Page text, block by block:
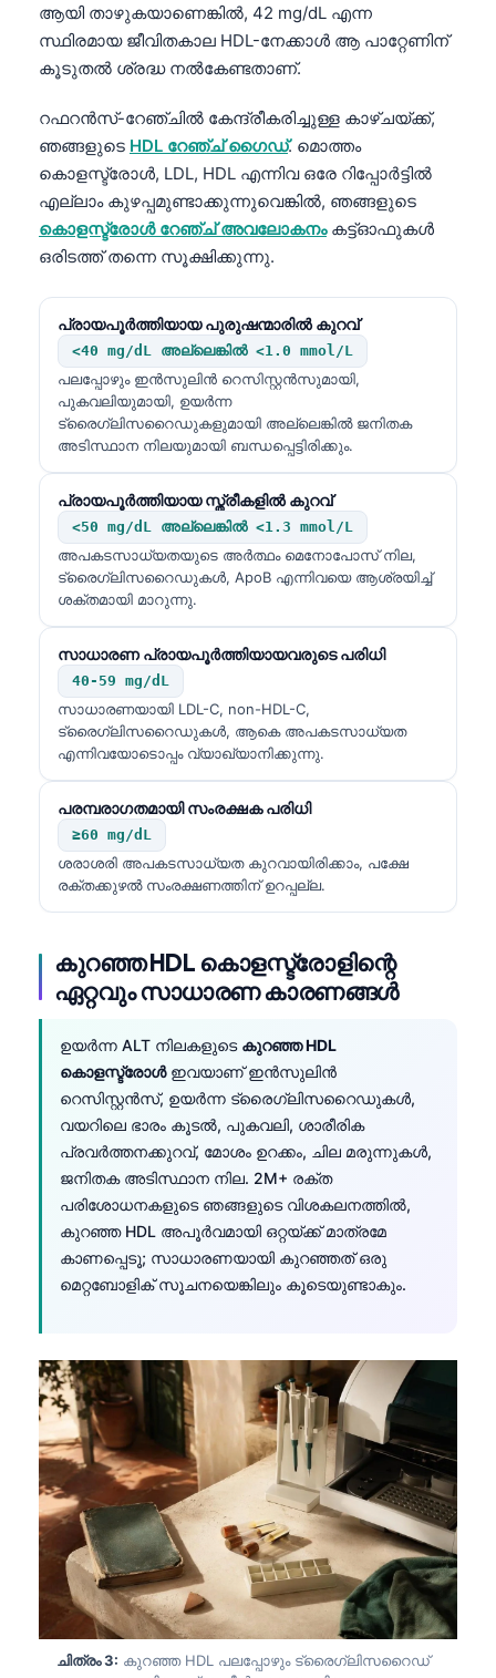
ആയി താഴുകയാണെങ്കിൽ, 42 mg/dL എന്ന
സ്ഥിരമായ ജീവിതകാല HDL-നേക്കാൾ ആ പാറ്റേണിന്
കൂടുതൽ ശ്രദ്ധ നൽകേണ്ടതാണ്.
റഫറൻസ്-റേഞ്ചിൽ കേന്ദ്രീകരിച്ചുള്ള കാഴ്ചയ്ക്ക്,
ഞങ്ങളുടെ HDL റേഞ്ച് ഗൈഡ്. മൊത്തം
കൊളസ്ട്രോൾ, LDL, HDL എന്നിവ ഒരേ റിപ്പോർട്ടിൽ
എല്ലാം കുഴപ്പമുണ്ടാക്കുന്നുവെങ്കിൽ, ഞങ്ങളുടെ
കൊളസ്ട്രോൾ റേഞ്ച് അവലോകനംകട്ട്‌ഓഫുകൾ
ഒരിടത്ത് തന്നെ സൂക്ഷിക്കുന്നു.
പ്രായപൂർത്തിയായ പുരുഷന്മാരിൽ കുറവ്
<40 mg/dL അല്ലെങ്കിൽ <1.0 mmol/L
പലപ്പോഴും ഇൻസുലിൻ റെസിസ്റ്റൻസുമായി,
പുകവലിയുമായി, ഉയർന്ന
ട്രൈഗ്ലിസറൈഡുകളുമായി അല്ലെങ്കിൽ ജനിതക
അടിസ്ഥാന നിലയുമായി ബന്ധപ്പെട്ടിരിക്കും.
പ്രായപൂർത്തിയായ സ്ത്രീകളിൽ കുറവ്
<50 mg/dL അല്ലെങ്കിൽ <1.3 mmol/L
അപകടസാധ്യതയുടെ അർത്ഥം മെനോപോസ് നില,
ട്രൈഗ്ലിസറൈഡുകൾ, ApoB എന്നിവയെ ആശ്രയിച്ച്
ശക്തമായി മാറുന്നു.
സാധാരണ പ്രായപൂർത്തിയായവരുടെ പരിധി
40-59 mg/dL
സാധാരണയായി LDL-C, non-HDL-C,
ട്രൈഗ്ലിസറൈഡുകൾ, ആകെ അപകടസാധ്യത
എന്നിവയോടൊപ്പം വ്യാഖ്യാനിക്കുന്നു.
പരമ്പരാഗതമായി സംരക്ഷക പരിധി
≥60 mg/dL
ശരാശരി അപകടസാധ്യത കുറവായിരിക്കാം, പക്ഷേ
രക്തക്കുഴൽ സംരക്ഷണത്തിന് ഉറപ്പല്ല.
കുറഞ്ഞ HDL കൊളസ്ട്രോളിന്റെ
ഏറ്റവും സാധാരണ കാരണങ്ങൾ
ഉയർന്ന ALT നിലകളുടെ കുറഞ്ഞ HDL
കൊളസ്ട്രോൾഇവയാണ് ഇൻസുലിൻ
റെസിസ്റ്റൻസ്, ഉയർന്ന ട്രൈഗ്ലിസറൈഡുകൾ,
വയറിലെ ഭാരം കൂടൽ, പുകവലി, ശാരീരിക
പ്രവർത്തനക്കുറവ്, മോശം ഉറക്കം, ചില മരുന്നുകൾ,
ജനിതക അടിസ്ഥാന നില. 2M+ രക്ത
പരിശോധനകളുടെ ഞങ്ങളുടെ വിശകലനത്തിൽ,
കുറഞ്ഞ HDL അപൂർവമായി ഒറ്റയ്ക്ക് മാത്രമേ
കാണപ്പെടൂ; സാധാരണയായി കുറഞ്ഞത് ഒരു
മെറ്റബോളിക് സൂചനയെങ്കിലും കൂടെയുണ്ടാകും.
ചിത്രം 3: കുറഞ്ഞ HDL പലപ്പോഴും ട്രൈഗ്ലിസറൈഡ്